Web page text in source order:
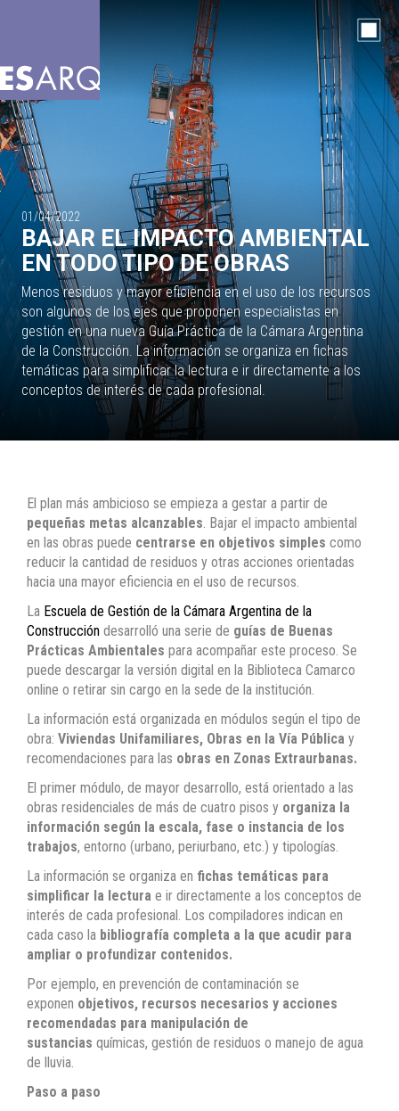
01/04/2022
BAJAR EL IMPACTO AMBIENTAL
EN TODO TIPO DE OBRAS
Menos residuos y mayor eficiencia en el uso de los recursos
son algunos de los ejes que proponen especialistas en
gestión en una nueva Guía Práctica de la Cámara Argentina
de la Construcción. La información se organiza en fichas
temáticas para simplificar la lectura e ir directamente a los
conceptos de interés de cada profesional.
El plan más ambicioso se empieza a gestar a partir de
pequeñas metas alcanzables. Bajar el impacto ambiental
en las obras puede centrarse en objetivos simples como
reducir la cantidad de residuos y otras acciones orientadas
hacia una mayor eficiencia en el uso de recursos.
La Escuela de Gestión de la Cámara Argentina de la
Construcción desarrolló una serie de guías de Buenas
Prácticas Ambientales para acompañar este proceso. Se
puede descargar la versión digital en la Biblioteca Camarco
online o retirar sin cargo en la sede de la institución.
La información está organizada en módulos según el tipo de
obra: Viviendas Unifamiliares, Obras en la Vía Pública y
recomendaciones para las obras en Zonas Extraurbanas.
El primer módulo, de mayor desarrollo, está orientado a las
obras residenciales de más de cuatro pisos y organiza la
información según la escala, fase o instancia de los
trabajos, entorno (urbano, periurbano, etc.) y tipologías.
La información se organiza en fichas temáticas para
simplificar la lectura e ir directamente a los conceptos de
interés de cada profesional. Los compiladores indican en
cada caso la bibliografía completa a la que acudir para
ampliar o profundizar contenidos.
Por ejemplo, en prevención de contaminación se
exponen objetivos, recursos necesarios y acciones
recomendadas para manipulación de
sustancias químicas, gestión de residuos o manejo de agua
de lluvia.
Paso a paso